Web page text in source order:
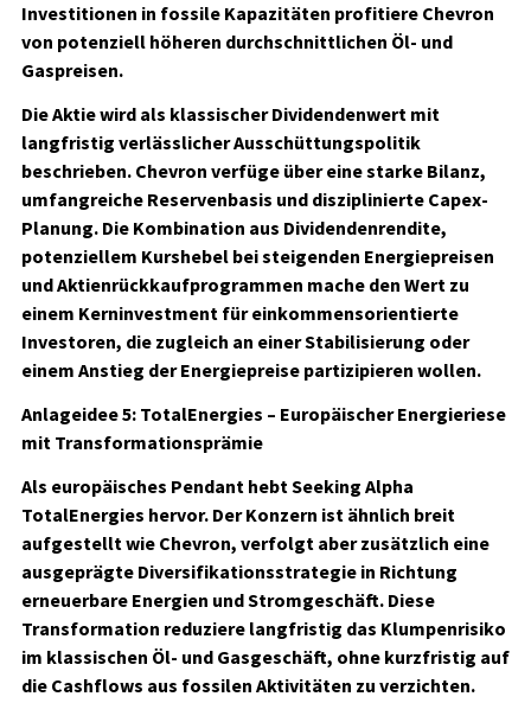
Investitionen in fossile Kapazitäten profitiere Chevron
von potenziell höheren durchschnittlichen Öl- und
Gaspreisen.
Die Aktie wird als klassischer Dividendenwert mit
langfristig verlässlicher Ausschüttungspolitik
beschrieben. Chevron verfüge über eine starke Bilanz,
umfangreiche Reservenbasis und disziplinierte Capex-
Planung. Die Kombination aus Dividendenrendite,
potenziellem Kurshebel bei steigenden Energiepreisen
und Aktienrückkaufprogrammen mache den Wert zu
einem Kerninvestment für einkommensorientierte
Investoren, die zugleich an einer Stabilisierung oder
einem Anstieg der Energiepreise partizipieren wollen.
Anlageidee 5: TotalEnergies – Europäischer Energieriese
mit Transformationsprämie
Als europäisches Pendant hebt Seeking Alpha
TotalEnergies hervor. Der Konzern ist ähnlich breit
aufgestellt wie Chevron, verfolgt aber zusätzlich eine
ausgeprägte Diversifikationsstrategie in Richtung
erneuerbare Energien und Stromgeschäft. Diese
Transformation reduziere langfristig das Klumpenrisiko
im klassischen Öl- und Gasgeschäft, ohne kurzfristig auf
die Cashflows aus fossilen Aktivitäten zu verzichten.